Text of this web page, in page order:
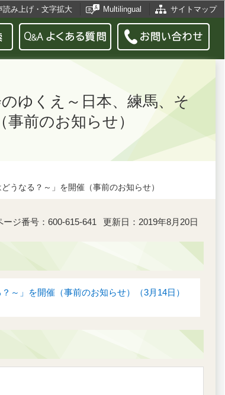
読み上げ・文字拡大 Multilingual サイトマップ
ゆくえ～日本、練馬、そ
前のお知らせ）
うなる？～」を開催（事前のお知らせ）
ージ番号：600-615-641 更新日：2019年8月20日
～」を開催（事前のお知らせ）（3月14日）